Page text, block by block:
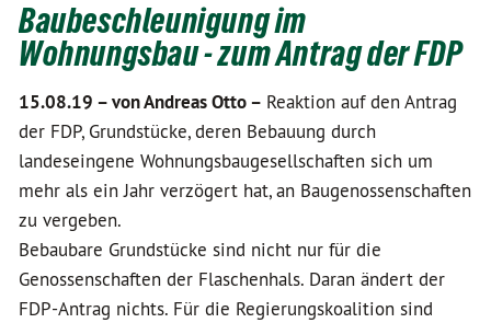
Baubeschleunigung im
Wohnungsbau - zum Antrag der FDP
15.08.19 –von Andreas Otto – Reaktion auf den Antrag
der FDP, Grundstücke, deren Bebauung durch
landeseingene Wohnungsbaugesellschaften sich um
mehr als ein Jahr verzögert hat, an Baugenossenschaften
zu vergeben.
Bebaubare Grundstücke sind nicht nur für die
Genossenschaften der Flaschenhals. Daran ändert der
FDP-Antrag nichts. Für die Regierungskoalition sind